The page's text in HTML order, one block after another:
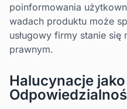
poinformowania
wadach produktu może
usługowy firmy stanie
prawnym.
Halucynacje jako